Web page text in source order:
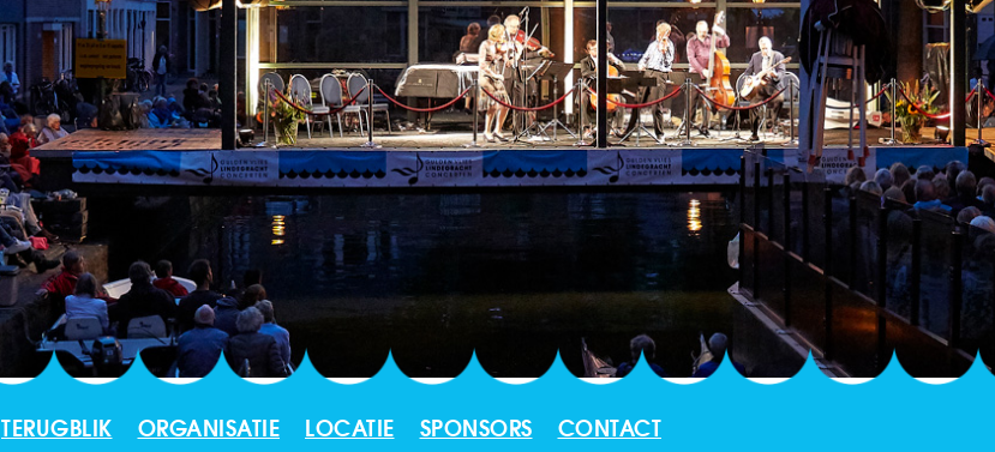
TERUGBLIK ORGANISATIE LOCATIE SPONSORS CONTACT